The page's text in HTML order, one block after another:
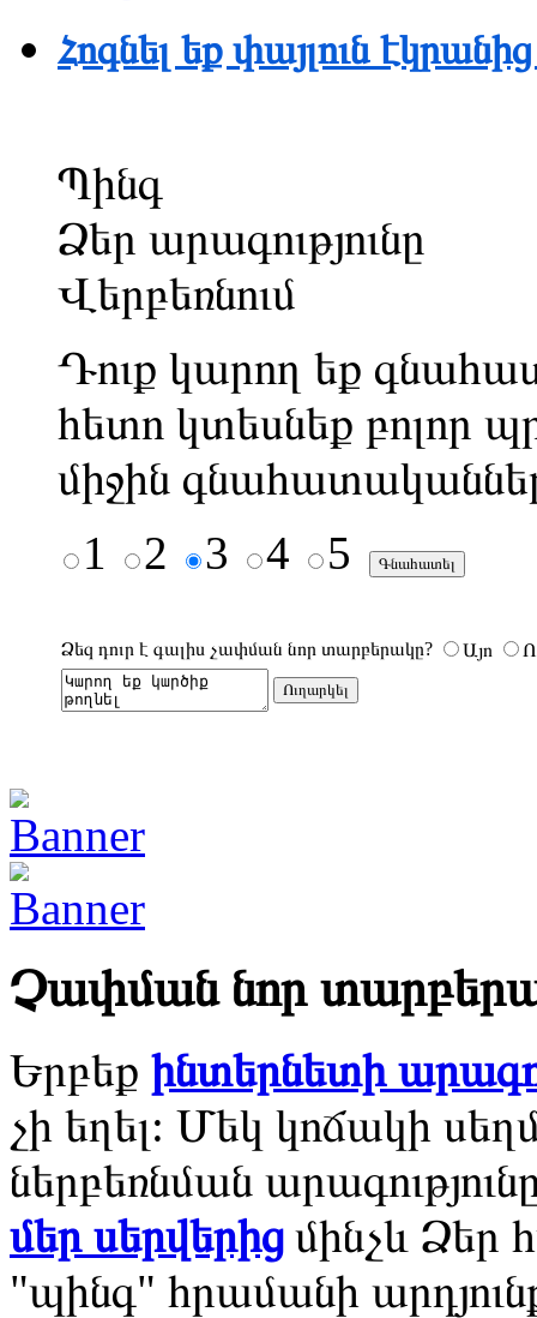
Հոգնել եք փայլուն
Պինգ
Ձեր արագությունը
Վերբեռնում
Դուք կարող եք
հետո կտեսնեք բոլոր
միջին
1
2 3 4 5
Ձեզ դուր է գալիս չափման նոր տարբերակը? Այո
Չափման նոր
Երբեք ինտերնետի
չի եղել: Մեկ կոճակի
ներբեռնման
մեր սերվերիցմինչև Ձեր
"պինգ" հրամանի